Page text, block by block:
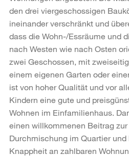
den drei viergeschossigen
ineinander verschränkt und
dass die Wohn-/Essräume und
nach Westen wie nach Osten
zwei Geschossen, mit
einem eigenen Garten oder
ist von hoher Qualität und vor
Kindern eine gute und
Wohnen im Einfamilienhaus.
einen willkommenen Beitrag
Durchmischung im Quartier
Knappheit an zahlbaren